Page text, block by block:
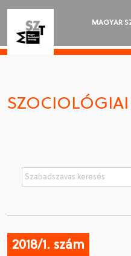
MAGYAR
SZOCIOLÓGIAI SZEMLE
SZOCIOLÓGIAI
2018/1. szám